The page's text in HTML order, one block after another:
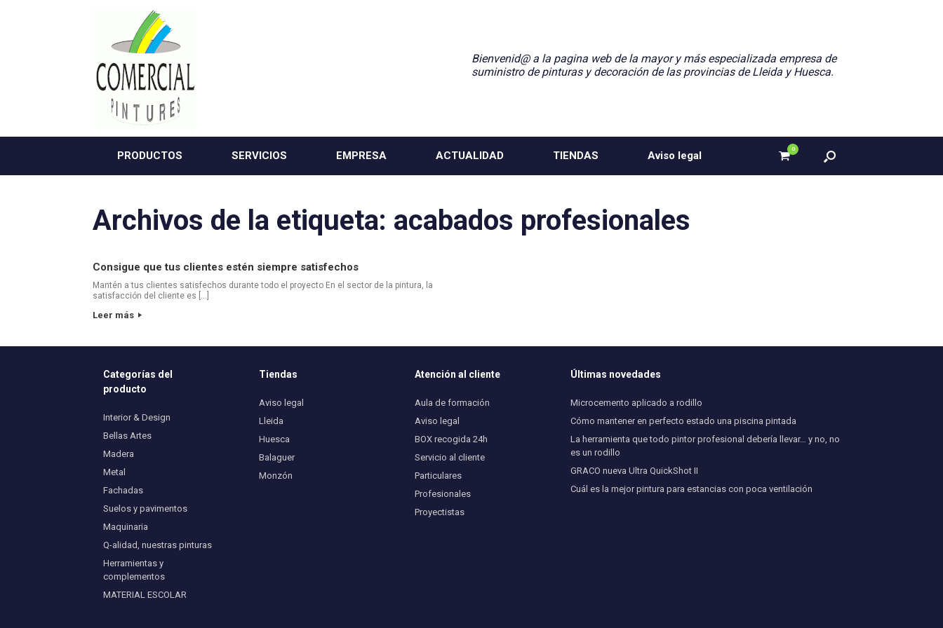
Bienvenid@ a la pagina web de la mayor y más especializada empresa de
suministro de pinturas y decoración de las provincias de Lleida y Huesca.
PRODUCTOS SERVICIOS EMPRESA ACTUALIDAD TIENDAS Aviso legal
Ver
carrito
0
Archivos de la etiqueta: acabados profesionales
Consigue que tus clientes estén siempre satisfechos
Mantén a tus clientes satisfechos durante todo el proyecto En el sector de la pintura, la
satisfacción del cliente es […]
Leer más
Categorías del
producto
Interior & Design
Bellas Artes
Madera
Metal
Fachadas
Suelos y pavimentos
Maquinaria
Q-alidad, nuestras pinturas
Herramientas y
complementos
MATERIAL ESCOLAR
Tiendas
Aviso legal
Lleida
Huesca
Balaguer
Monzón
Atención al cliente
Aula de formación
Aviso legal
BOX recogida 24h
Servicio al cliente
Particulares
Profesionales
Proyectistas
Últimas novedades
Microcemento aplicado a rodillo
Cómo mantener en perfecto estado una piscina pintada
La herramienta que todo pintor profesional debería llevar… y no, no
es un rodillo
GRACO nueva Ultra QuickShot II
Cuál es la mejor pintura para estancias con poca ventilación